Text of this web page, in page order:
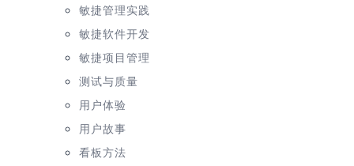
敏捷管理实践
敏捷软件开发
敏捷项目管理
测试与质量
用户体验
用户故事
看板方法